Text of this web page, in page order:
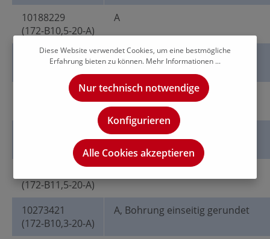
10188229
(172-B10,5-20-A)
A
10188232
(172-B11-20-A)
A
A
(172-B11,8-20-A)
A
(172-B11,5-20-A)
10273421
(172-B10,3-20-A)
A, Bohrung einseitig gerundet
Diese Website verwendet Cookies, um eine bestmögliche
Erfahrung bieten zu können. Mehr Informationen ...
Nur technisch notwendige
Konfigurieren
Alle Cookies akzeptieren